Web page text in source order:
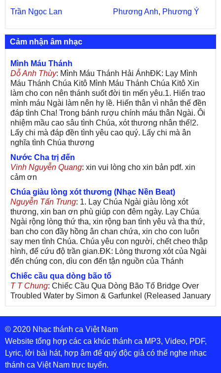
Trần Ngọc Lan Phương Anh, Phương Ý
Cảm nhận âm nhạc
Mình Máu Thánh
Dỗ Anh Thùy: Mình Máu Thánh Hải ÁnhĐK: Lạy Mình
Máu Thánh Chúa Kitô Mình Máu Thánh Chúa Kitô Xin
làm cho con nên thánh suốt đời tin mến yêu.1. Hiến trao
mình máu Ngài làm nên hy lề. Hiến thân vì nhân thế đền
đáp tình Cha! Trong bánh rượu chính máu thân Ngài. Ôi
nhiệm mầu cao sâu tình Chúa, xót thương nhân thế!2.
Lấy chi mà đáp đền tình yêu cao quý. Lấy chi mà ân
nghĩa tình Chúa thương
Nước Cha trị đến
Vinh Nguyễn Quang: xin vui lòng cho xin bản pdf. xin
cảm ơn
Chúa giàu lòng xót thương (Nhạc Nền Beat)
Nguyễn Tấn Trung: 1. Lạy Chúa Ngài giàu lòng xót
thương, xin ban ơn phù giúp con đêm ngày. Lạy Chúa
Ngài rộng lòng thứ tha, xin rộng ban tình yêu và tha thứ,
ban cho con đầy hồng ân chan chứa, xin cho con luôn
say men tình Chúa. Chúa yêu con người, chết cheo thập
hình, để cứu độ trần gian.ĐK: Lòng thương xót của Ngài
đến chúng con, dìu con đến tận nguồn của Thánh
Chiếc cầu qua dòng bão tố
T T Chung: Chiếc Cầu Qua Dòng Bão Tố Bridge Over
Troubled Water by Simon & Garfunkel (Released January
26, 1970) Lời Việt: Nhạc Sĩ Vũ Đức Nghiêm Trình Bày:
Chung Tử Lưu
De Colores! (Lời Việt)
Son Vu: Bài hát có lời chưa.Cám ơn
© 2020 Nhạc thánh ca Việt Nam
Website tổng hợp các ca khúc thánh ca MP3, Video, PDF,
Lyric, lời bài hát, hợp âm để quý độc giả có thể nghe nhạc
thánh ca Việt Nam trực tuyến.